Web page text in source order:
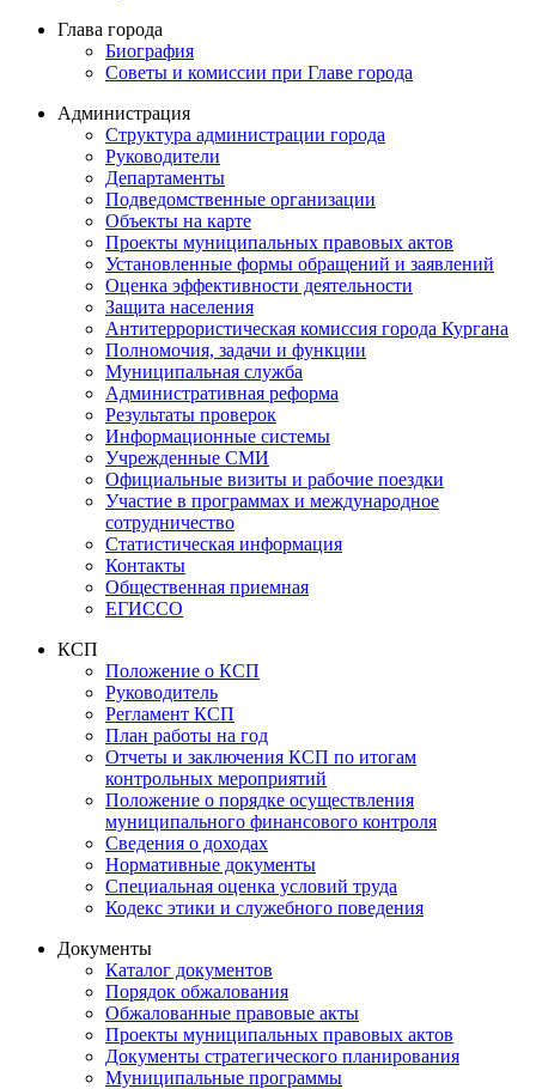
Глава города
Биография
Советы и комиссии при Главе города
Администрация
Структура администрации города
Руководители
Департаменты
Подведомственные организации
Объекты на карте
Проекты муниципальных правовых актов
Установленные формы обращений и заявлений
Оценка эффективности деятельности
Защита населения
Антитеррористическая комиссия города Кургана
Полномочия, задачи и функции
Муниципальная служба
Административная реформа
Результаты проверок
Информационные системы
Учрежденные СМИ
Официальные визиты и рабочие поездки
Участие в программах и международное
сотрудничество
Статистическая информация
Контакты
Общественная приемная
ЕГИССО
КСП
Положение о КСП
Руководитель
Регламент КСП
План работы на год
Отчеты и заключения КСП по итогам
контрольных мероприятий
Положение о порядке осуществления
муниципального финансового контроля
Сведения о доходах
Нормативные документы
Специальная оценка условий труда
Кодекс этики и служебного поведения
Документы
Каталог документов
Порядок обжалования
Обжалованные правовые акты
Проекты муниципальных правовых актов
Документы стратегического планирования
Муниципальные программы